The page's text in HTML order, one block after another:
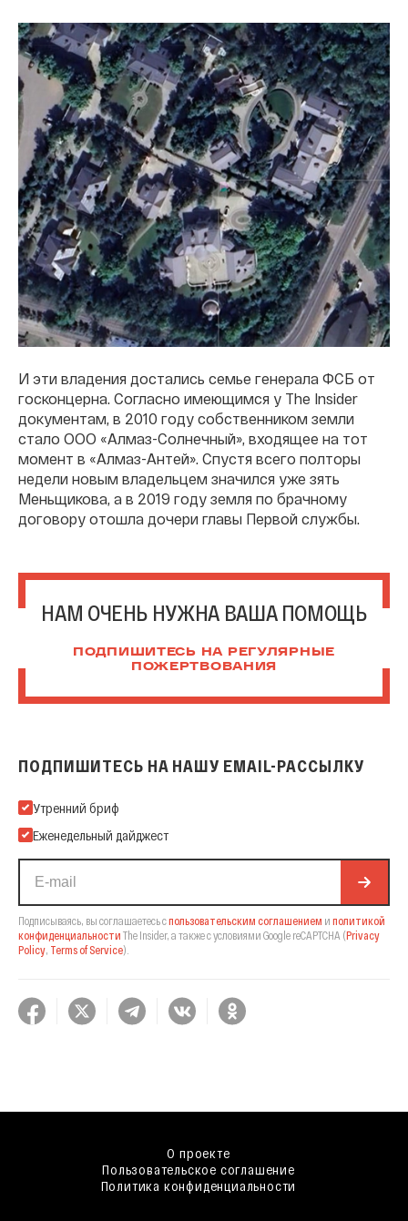
И эти владения достались семье генерала ФСБ от
госконцерна. Согласно имеющимся у The Insider
документам, в 2010 году собственником земли
стало ООО «Алмаз-Солнечный», входящее на тот
момент в «Алмаз-Антей». Спустя всего полторы
недели новым владельцем значился уже зять
Меньщикова, а в 2019 году земля по брачному
договору отошла дочери главы Первой службы.
НАМ ОЧЕНЬ НУЖНА ВАША ПОМОЩЬ
ПОДПИШИТЕСЬ НА РЕГУЛЯРНЫЕ
ПОЖЕРТВОВАНИЯ
ПОДПИШИТЕСЬ НА НАШУ EMAIL-РАССЫЛКУ
Подпишитесь на нашу Email-рассылку
Утренний бриф
Еженедельный дайджест
Подписываясь, вы соглашаетесь спользовательским соглашением и политикой
конфиденциальности The Insider, а также с условиями Google reCAPTCHA (Privacy
Policy, Terms of Service).
О проекте
Пользовательское соглашение
Политика конфиденциальности